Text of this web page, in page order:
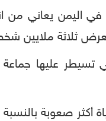
في اليمن يعاني من
ثلاثة ملايين
تسيطر عليها جماعة
أكثر صعوبة بالنسبة